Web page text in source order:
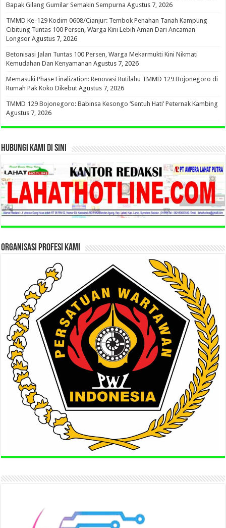
Bapak Gilang Gumilar Semakin Sempurna Agustus 7, 2026
TMMD Ke-129 Kodim 0608/Cianjur: Tembok Penahan Tanah Kampung
Cibitung Tuntas 100 Persen, Warga Kini Lebih Aman Dari Ancaman
Longsor Agustus 7, 2026
Betonisasi Jalan Tuntas 100 Persen, Warga Mekarmukti Kini Nikmati
Kemudahan Dan Kenyamanan Agustus 7, 2026
Memasuki Phase Finalization: Renovasi Rutilahu TMMD 129 Bojonegoro di
Rumah Pak Koko Dikebut Agustus 7, 2026
TMMD 129 Bojonegoro: Babinsa Kesongo ‘Sentuh Hati’ Peternak Kambing
Agustus 7, 2026
HUBUNGI KAMI DI SINI
ORGANISASI PROFESI KAMI